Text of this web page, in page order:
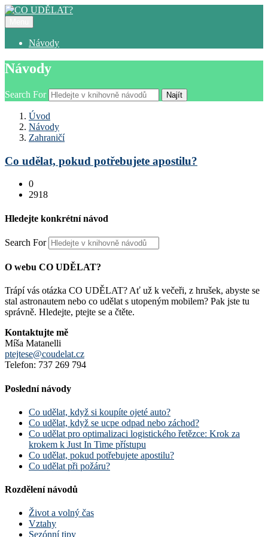
Návody
Návody
Search For Najít
Úvod
Návody
Zahraničí
Co udělat, pokud potřebujete apostilu?
0
2918
Hledejte konkrétní návod
Search For
O webu CO UDĚLAT?
Trápí vás otázka CO UDĚLAT? Ať už k večeři, z hrušek, abyste se
stal astronautem nebo co udělat s utopeným mobilem? Pak jste tu
správně. Hledejte, ptejte se a čtěte.
Kontaktujte mě
Míša Matanelli
ptejtese@coudelat.cz
Telefon: 737 269 794
Poslední návody
Co udělat, když si koupíte ojeté auto?
Co udělat, když se ucpe odpad nebo záchod?
Co udělat pro optimalizaci logistického řetězce: Krok za
krokem k Just In Time přístupu
Co udělat, pokud potřebujete apostilu?
Co udělat při požáru?
Rozdělení návodů
Život a volný čas
Vztahy
Sezónní tipy